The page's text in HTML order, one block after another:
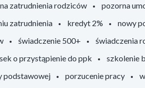
zatrudnienia rodziców pozorna
zatrudnienia
kredyt 2% nowy
świadczenie 500+ świadczenia
o przystąpienie do ppk szkolenie
podstawowej
porzucenie pracy